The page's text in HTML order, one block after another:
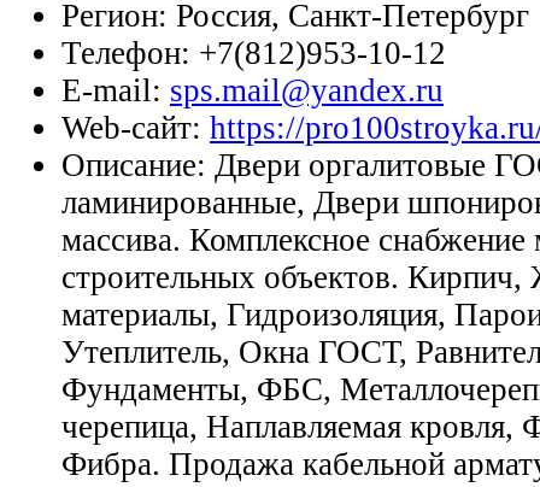
Регион: Россия, Санкт-Петербург
Телефон: +7(812)953-10-12
E-mail: sps.mail@yandex.ru
Web-сайт: https://
Описание: Двери оргалитовые
ламинированные, Двери
массива. Комплексное снабжение
строительных объектов.
материалы, Гидроизоляция,
Утеплитель, Окна ГОСТ,
Фундаменты, ФБС,
черепица, Наплавляемая кровля,
Фибра. Продажа кабельной